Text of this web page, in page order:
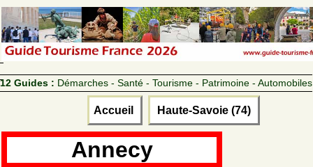
12 Guides : Démarches - Santé - Tourisme - Patrimoine - Automobiles
Accueil Haute-Savoie (74)
Annecy